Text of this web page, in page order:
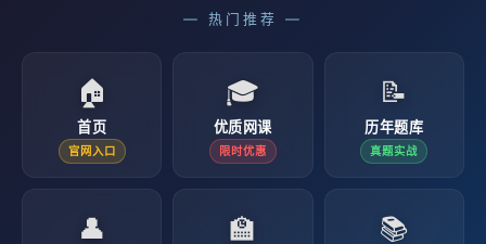
— 热门推荐 —
🏠
首页
官网入口
🎓
优质网课
限时优惠
📝
历年题库
真题实战
👤 🏫 📚